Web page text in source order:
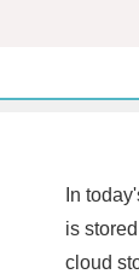
In
is
cloud